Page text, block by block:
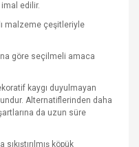
edilir.
malzeme çeşitleriyle
göre seçilmeli amaca
kaygı duyulmayan
Alternatiflerinden daha
da uzun süre
köpük